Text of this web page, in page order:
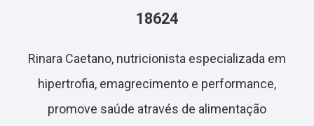
18624
Rinara Caetano, nutricionista especializada em
hipertrofia, emagrecimento e performance,
promove saúde através de alimentação